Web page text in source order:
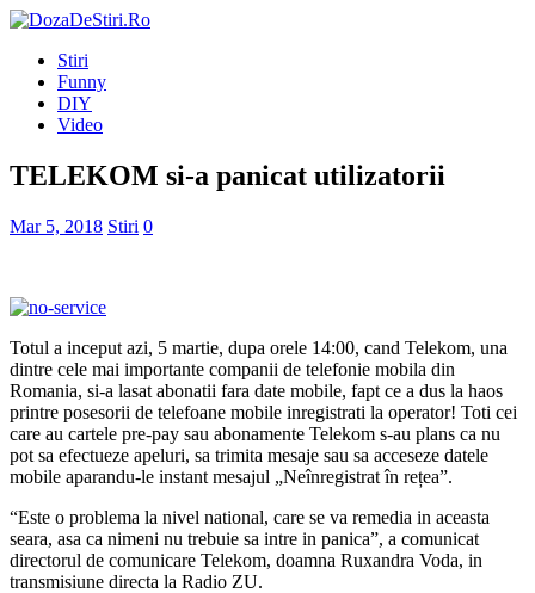
Stiri
Funny
DIY
Video
TELEKOM si-a panicat utilizatorii
Mar 5, 2018 Stiri 0
Totul a inceput azi, 5 martie, dupa orele 14:00, cand Telekom, una
dintre cele mai importante companii de telefonie mobila din
Romania, si-a lasat abonatii fara date mobile, fapt ce a dus la haos
printre posesorii de telefoane mobile inregistrati la operator! Toti cei
care au cartele pre-pay sau abonamente Telekom s-au plans ca nu
pot sa efectueze apeluri, sa trimita mesaje sau sa acceseze datele
mobile aparandu-le instant mesajul „Neînregistrat în rețea”.
“Este o problema la nivel national, care se va remedia in aceasta
seara, asa ca nimeni nu trebuie sa intre in panica”, a comunicat
directorul de comunicare Telekom, doamna Ruxandra Voda, in
transmisiune directa la Radio ZU.